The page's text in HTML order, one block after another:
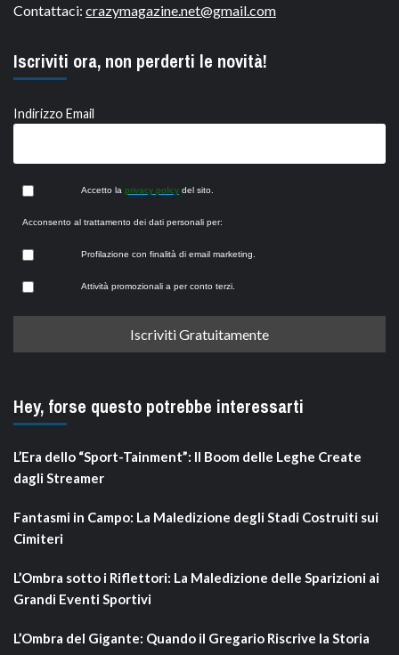
Contattaci: crazymagazine.net@gmail.com
Iscriviti ora, non perderti le novità!
Indirizzo Email
Accetto la privacy policy del sito.
Acconsento al trattamento dei dati personali per:
Profilazione con finalità di email marketing.
Attività promozionali a per conto terzi.
Hey, forse questo potrebbe interessarti
L’Era dello “Sport-Tainment”: Il Boom delle Leghe Create
dagli Streamer
Fantasmi in Campo: La Maledizione degli Stadi Costruiti sui
Cimiteri
L’Ombra sotto i Riflettori: La Maledizione delle Sparizioni ai
Grandi Eventi Sportivi
L’Ombra del Gigante: Quando il Gregario Riscrive la Storia